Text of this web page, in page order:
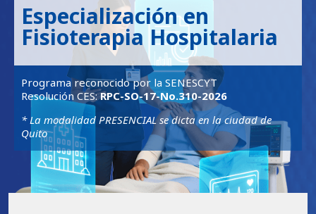
Especialización en
Fisioterapia Hospitalaria
Programa reconocido por la SENESCYT
Resolución CES:RPC-SO-17-No.310-2026
* La modalidad PRESENCIAL se dicta en la ciudad de
Quito